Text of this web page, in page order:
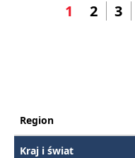
1 2 3
Region
Kraj i świat